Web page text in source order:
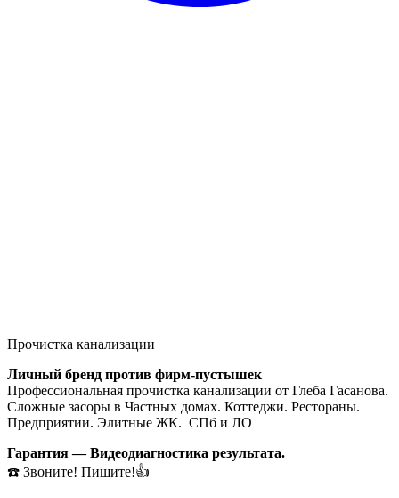
Прочистка канализации
Личный бренд против фирм-пустышек
Профессиональная прочистка канализации от Глеба Гасанова.
Сложные засоры в Частных домах. Коттеджи. Рестораны.
Предприятии. Элитные ЖК. СПб и ЛО
Гарантия — Видеодиагностика результата.
☎️ Звоните! Пишите!👍